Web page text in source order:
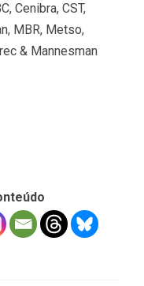
Cenibra, CST,
MBR, Metso,
& Mannesman